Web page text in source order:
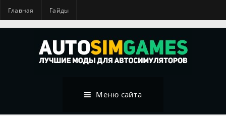
Главная Гайды
Меню сайта